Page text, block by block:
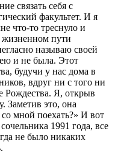
связать себя с
факультет. И я
что-то треснуло и
жизненном пути
называю своей
и не была. Этот
будучи у нас дома в
вдруг ни с того ни
Рождества. Я, открыв
Заметив это, она
мной поехать?» И вот
1991 года, все
не было никаких